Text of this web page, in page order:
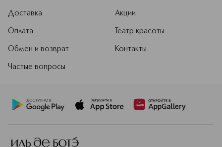
Доставка
Оплата
Обмен и возврат
Частые вопросы
Акции
Театр красоты
Контакты